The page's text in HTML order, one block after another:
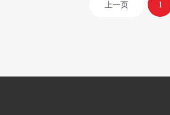
上一页 1